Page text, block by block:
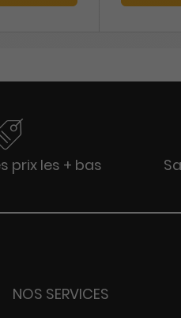
prix les + bas
NOS SERVICES